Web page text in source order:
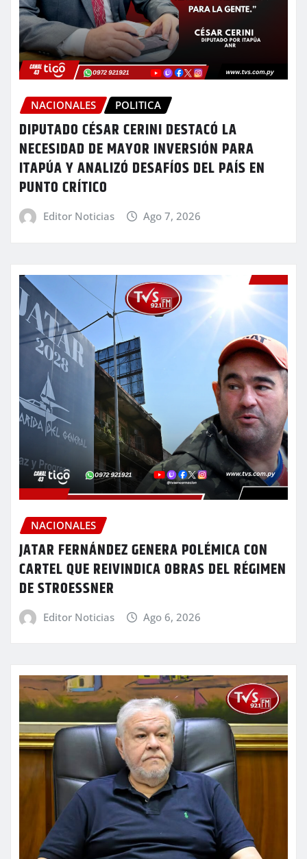
NACIONALES POLITICA
DIPUTADO CÉSAR CERINI DESTACÓ LA
NECESIDAD DE MAYOR INVERSIÓN PARA
ITAPÚA Y ANALIZÓ DESAFÍOS DEL PAÍS EN
PUNTO CRÍTICO
Editor Noticias Ago 7, 2026
NACIONALES
JATAR FERNÁNDEZ GENERA POLÉMICA CON
CARTEL QUE REIVINDICA OBRAS DEL RÉGIMEN
DE STROESSNER
Editor Noticias Ago 6, 2026